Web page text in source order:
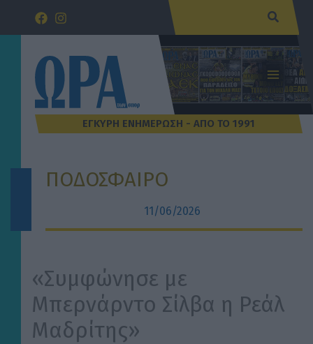
Μετάβαση
ΠΟΔΟΣΦΑΙΡΟ
11/06/2026
«Συμφώνησε με
Μπερνάρντο Σίλβα η Ρεάλ
Μαδρίτης»